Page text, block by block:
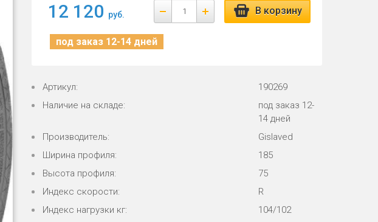
12 120 руб. В корзину
под заказ 12-14 дней
Артикул:
190269
Наличие на складе:
под заказ 12-
14 дней
Производитель:
Gislaved
Ширина профиля:
185
Высота профиля:
75
Индекс скорости:
R
Индекс нагрузки кг:
104/102